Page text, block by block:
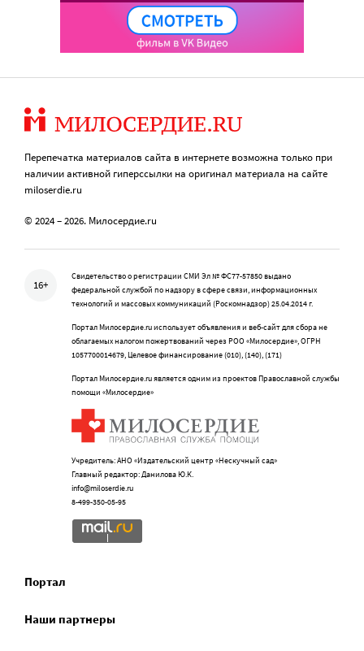
Перепечатка материалов сайта в интернете возможна только при
наличии активной гиперссылки на оригинал материала на сайте
miloserdie.ru
© 2024 – 2026. Милосердие.ru
16+
Свидетельство о регистрации СМИ Эл № ФС77-57850 выдано
федеральной службой по надзору в сфере связи, информационных
технологий и массовых коммуникаций (Роскомнадзор) 25.04.2014 г.
Портал Милосердие.ru использует объявления и веб-сайт для сбора не
облагаемых налогом пожертвований через РОО «Милосердие», ОГРН
1057700014679, Целевое финансирование (010), (140), (171)
Портал Милосердие.ru является одним из проектов Православной службы
помощи «Милосердие»
Учредитель: АНО «Издательский центр «Нескучный сад»
Главный редактор: Данилова Ю.К.
info@miloserdie.ru
8-499-350-05-95
Портал
Наши партнеры